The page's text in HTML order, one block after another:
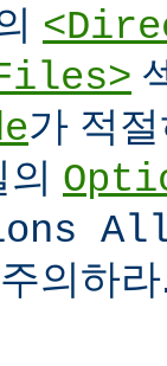
가 적
의하